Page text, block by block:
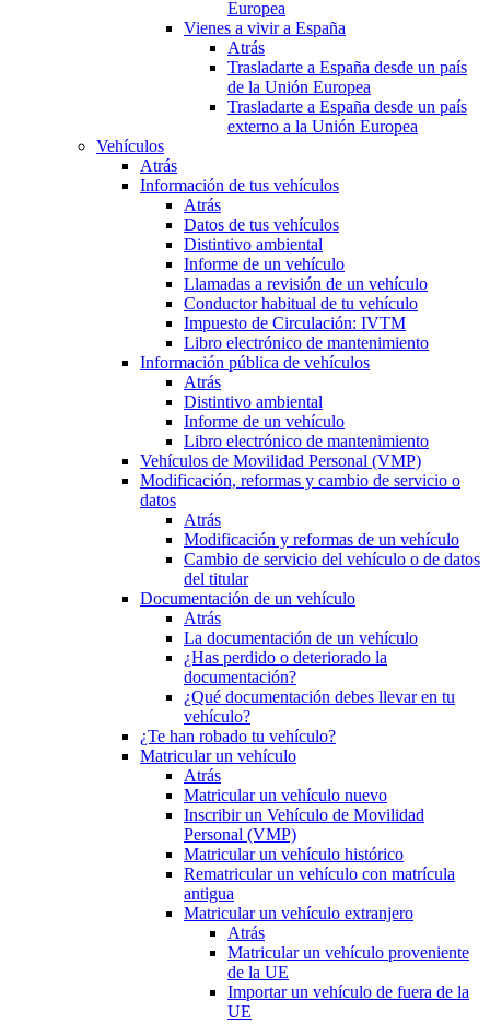
Europea
Vienes a vivir a España
Atrás
Trasladarte a España desde un país
de la Unión Europea
Trasladarte a España desde un país
externo a la Unión Europea
Vehículos
Atrás
Información de tus vehículos
Atrás
Datos de tus vehículos
Distintivo ambiental
Informe de un vehículo
Llamadas a revisión de un vehículo
Conductor habitual de tu vehículo
Impuesto de Circulación: IVTM
Libro electrónico de mantenimiento
Información pública de vehículos
Atrás
Distintivo ambiental
Informe de un vehículo
Libro electrónico de mantenimiento
Vehículos de Movilidad Personal (VMP)
Modificación, reformas y cambio de servicio o
datos
Atrás
Modificación y reformas de un vehículo
Cambio de servicio del vehículo o de datos
del titular
Documentación de un vehículo
Atrás
La documentación de un vehículo
¿Has perdido o deteriorado la
documentación?
¿Qué documentación debes llevar en tu
vehículo?
¿Te han robado tu vehículo?
Matricular un vehículo
Atrás
Matricular un vehículo nuevo
Inscribir un Vehículo de Movilidad
Personal (VMP)
Matricular un vehículo histórico
Rematricular un vehículo con matrícula
antigua
Matricular un vehículo extranjero
Atrás
Matricular un vehículo proveniente
de la UE
Importar un vehículo de fuera de la
UE